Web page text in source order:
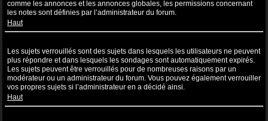
comme les annonces et les annonces globales, les permissions concernant
les notes sont définies par l’administrateur du forum.
Haut
Les sujets verrouillés sont des sujets dans lesquels les utilisateurs ne peuvent
plus répondre et dans lesquels les sondages sont automatiquement expirés.
Les sujets peuvent être verrouillés pour de nombreuses raisons par un
modérateur ou un administrateur du forum. Vous pouvez également verrouiller
vos propres sujets si l’administrateur en a décidé ainsi.
Haut